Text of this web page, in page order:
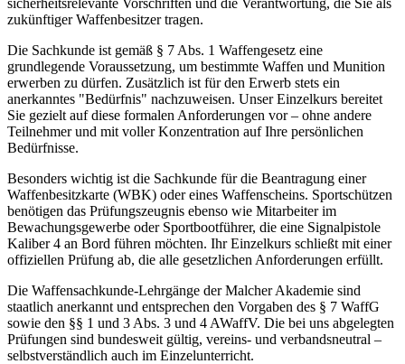
zukünftiger Waffenbesitzer tragen.
Die Sachkunde ist gemäß § 7 Abs. 1 Waffengesetz eine
grundlegende Voraussetzung, um bestimmte Waffen und Munition
erwerben zu dürfen. Zusätzlich ist für den Erwerb stets ein
anerkanntes "Bedürfnis" nachzuweisen. Unser Einzelkurs bereitet
Sie gezielt auf diese formalen Anforderungen vor – ohne andere
Teilnehmer und mit voller Konzentration auf Ihre persönlichen
Bedürfnisse.
Besonders wichtig ist die Sachkunde für die Beantragung einer
Waffenbesitzkarte (WBK) oder eines Waffenscheins. Sportschützen
benötigen das Prüfungszeugnis ebenso wie Mitarbeiter im
Bewachungsgewerbe oder Sportbootführer, die eine Signalpistole
Kaliber 4 an Bord führen möchten. Ihr Einzelkurs schließt mit einer
offiziellen Prüfung ab, die alle gesetzlichen Anforderungen erfüllt.
Die Waffensachkunde-Lehrgänge der Malcher Akademie sind
staatlich anerkannt und entsprechen den Vorgaben des § 7 WaffG
sowie den §§ 1 und 3 Abs. 3 und 4 AWaffV. Die bei uns abgelegten
Prüfungen sind bundesweit gültig, vereins- und verbandsneutral –
selbstverständlich auch im Einzelunterricht.